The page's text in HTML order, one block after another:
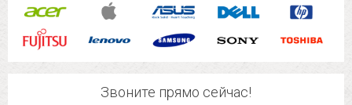
Звоните прямо сейчас!